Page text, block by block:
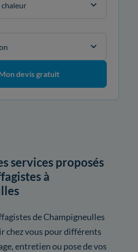
chaleur
devis gratuit
services proposés
à
de Champigneulles
chez vous pour différents
entretien ou pose de vos